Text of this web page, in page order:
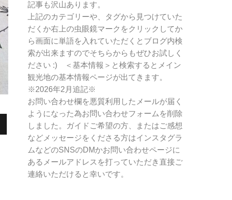
記事も沢山あります。
上記のカテゴリーや、タグから見つけていた
だくか右上の虫眼鏡マークをクリックしてか
ら画面に単語を入れていただくとブログ内検
索が出来ますのでそちらからもぜひお試しく
ださい :) ＜基本情報＞と検索するとメイン
観光地の基本情報ページが出てきます。
※2026年2月追記※
お問い合わせ欄を悪質利用したメールが届く
ようになった為お問い合わせフォームを削除
しました。ガイドご希望の方、またはご感想
などメッセージをくださる方はインスタグラ
ムなどのSNSのDMかお問い合わせページに
あるメールアドレスを打っていただき直接ご
連絡いただけると幸いです。